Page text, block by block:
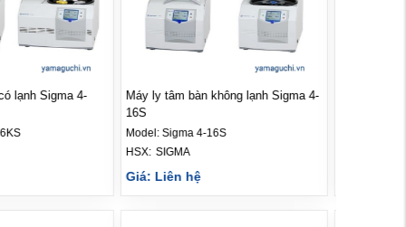
lạnh Sigma 4-
Máy ly tâm tự động lạnh Sigma 4-
5KRL
Model:Sigma 4-5KRL
SIGMA
Giá: Liên hệ